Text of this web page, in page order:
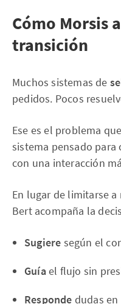
Cómo Morsis
transición
Muchos sistemas de
pedidos. Pocos
Ese es el problema
sistema pensado para
con una interacción
En lugar de limitarse
Bert acompaña la
Sugiere según el
Guía el flujo sin
Responde dudas